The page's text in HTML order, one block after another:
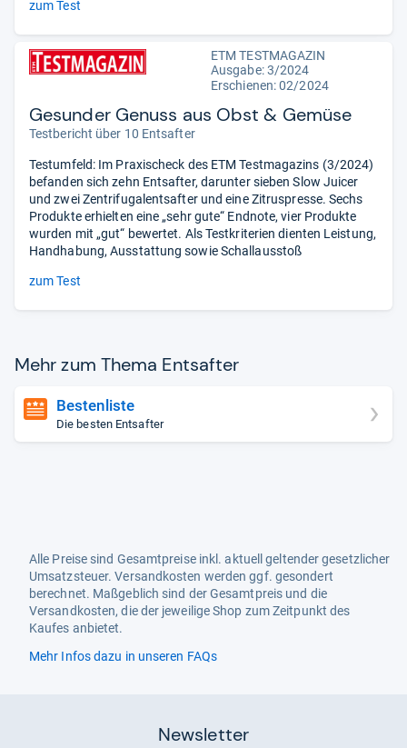
zum Test
ETM TESTMAGAZIN
Ausgabe: 3/2024
Erschienen: 02/2024
Gesunder Genuss aus Obst & Gemüse
Testbericht über 10 Entsafter
Testumfeld: Im Praxischeck des ETM Testmagazins (3/2024)
befanden sich zehn Entsafter, darunter sieben Slow Juicer
und zwei Zentrifugalentsafter und eine Zitruspresse. Sechs
Produkte erhielten eine „sehr gute“ Endnote, vier Produkte
wurden mit „gut“ bewertet. Als Testkriterien dienten Leistung,
Handhabung, Ausstattung sowie Schallausstoß
zum Test
Mehr zum Thema Ent­saf­ter
Bestenliste
Die besten Entsafter
Alle Preise sind Gesamtpreise inkl. aktuell geltender gesetzlicher
Umsatzsteuer. Versandkosten werden ggf. gesondert
berechnet. Maßgeblich sind der Gesamtpreis und die
Versandkosten, die der jeweilige Shop zum Zeitpunkt des
Kaufes anbietet.
Mehr Infos dazu in unseren FAQs
Newsletter